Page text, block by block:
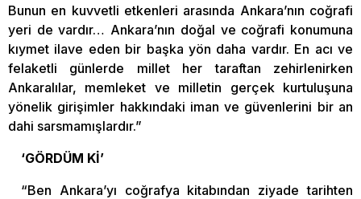
Bunun en kuvvetli etkenleri arasında Ankara’nın coğrafi
yeri de vardır… Ankara’nın doğal ve coğrafi konumuna
kıymet ilave eden bir başka yön daha vardır. En acı ve
felaketli günlerde millet her taraftan zehirlenirken
Ankaralılar, memleket ve milletin gerçek kurtuluşuna
yönelik girişimler hakkındaki iman ve güvenlerini bir an
dahi sarsmamışlardır.”
‘GÖRDÜM Kİ’
“Ben Ankara’yı coğrafya kitabından ziyade tarihten